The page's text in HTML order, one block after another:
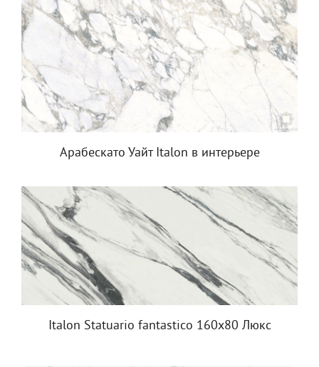
Арабескато Уайт Italon в интерьере
Italon Statuario fantastico 160x80 Люкс